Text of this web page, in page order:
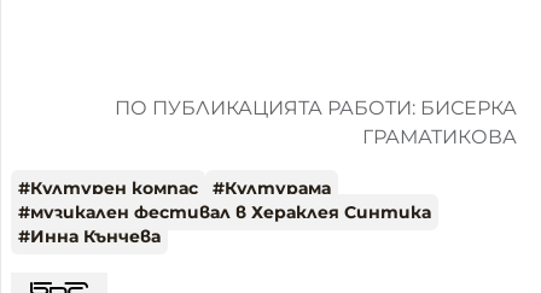
ПО ПУБЛИКАЦИЯТА РАБОТИ: БИСЕРКА
ГРАМАТИКОВА
#Културен компас #Културама
#музикален фестивал в Хераклея Синтика
#Инна Кънчева